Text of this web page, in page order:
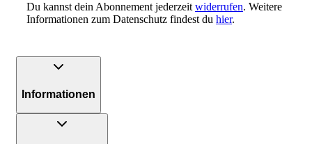
Du kannst dein Abonnement jederzeit widerrufen. Weitere
Informationen zum Datenschutz findest du hier.
Informationen